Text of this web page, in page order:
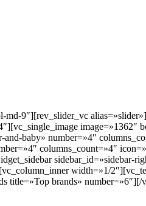
9″][rev_slider_vc
baby» number=»4″
columns_count=»4″
width=»1/
title=»Top brands»